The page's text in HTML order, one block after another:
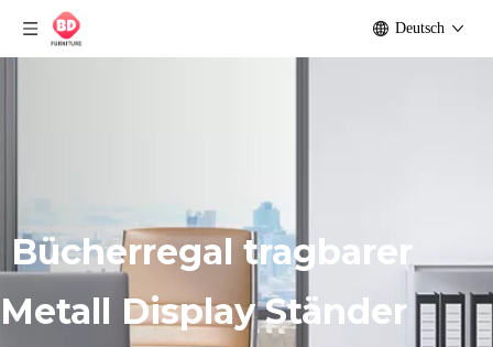
Deutsch
Bücherregal tragbarer
Metall Display Ständer